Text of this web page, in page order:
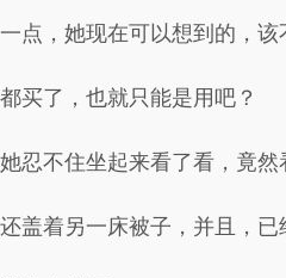
点，她现在可以想到的，
买了，也就只能是用吧？
忍不住坐起来看了看，竟然
盖着另一床被子，并且，已